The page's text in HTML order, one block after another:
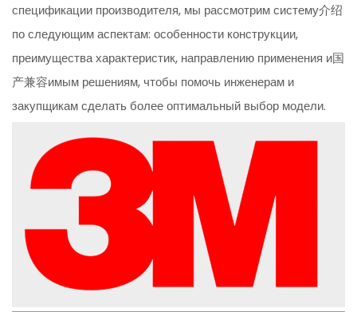
спецификации производителя, мы рассмотрим систему介绍
по следующим аспектам: особенности конструкции,
преимущества характеристик, направлению применения и国
产兼容имым решениям, чтобы помочь инженерам и
закупщикам сделать более оптимальный выбор модели.